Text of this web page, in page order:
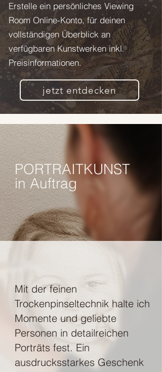
Erstelle ein persönliches Viewing
Room Online-Konto, für deinen
vollständigen Überblick an
verfügbaren Kunstwerken inkl.
Preisinformationen.
jetzt entdecken
PORTRAITKUNST
in Auftrag
Mit der feinen
Trockenpinseltechnik halte ich
Momente und geliebte
Personen in detailreichen
Porträts fest. Ein
ausdrucksstarkes Geschenk